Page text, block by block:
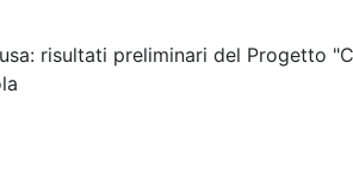
risultati preliminari del Progetto